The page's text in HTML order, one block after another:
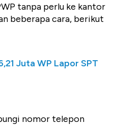
tanpa perlu ke kantor
beberapa cara, berikut
Juta WP Lapor SPT
nomor telepon